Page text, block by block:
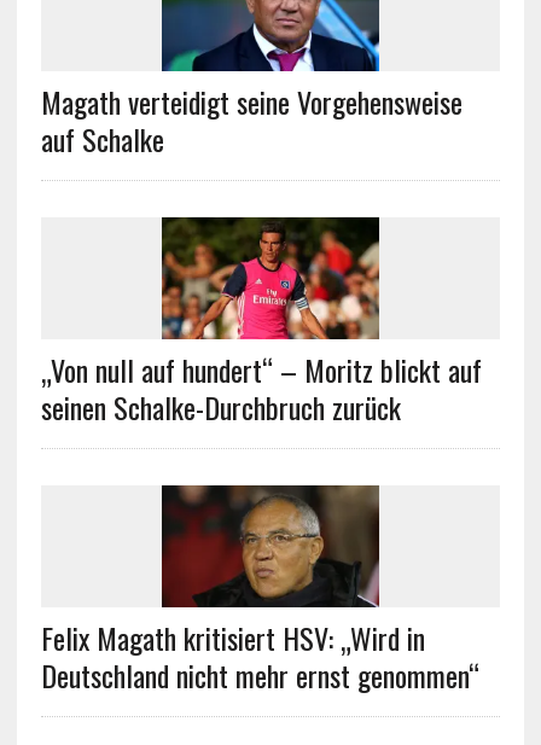
Magath verteidigt seine Vorgehensweise
auf Schalke
„Von null auf hundert“ – Moritz blickt auf
seinen Schalke-Durchbruch zurück
Felix Magath kritisiert HSV: „Wird in
Deutschland nicht mehr ernst genommen“